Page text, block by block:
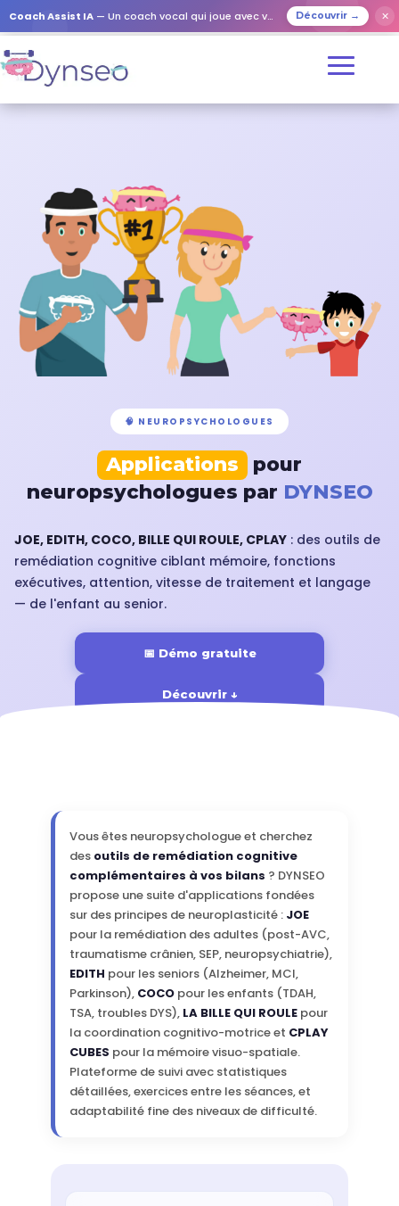
Coach Assist IA — Un coach vocal qui joue avec vos proches Découvrir → ✕
🧠 NEUROPSYCHOLOGUES
Applications
pour
neuropsychologues par DYNSEO
JOE, EDITH, COCO, BILLE QUI ROULE, CPLAY : des outils de
remédiation cognitive ciblant mémoire, fonctions
exécutives, attention, vitesse de traitement et langage
— de l'enfant au senior.
📅 Démo gratuite
Découvrir ↓
Vous êtes neuropsychologue et cherchez
des outils de remédiation cognitive
complémentaires à vos bilans ? DYNSEO
propose une suite d'applications fondées
sur des principes de neuroplasticité : JOE
pour la remédiation des adultes (post-AVC,
traumatisme crânien, SEP, neuropsychiatrie),
EDITH pour les seniors (Alzheimer, MCI,
Parkinson), COCOpour les enfants (TDAH,
TSA, troubles DYS), LA BILLE QUI ROULEpour
la coordination cognitivo-motrice et CPLAY
CUBES pour la mémoire visuo-spatiale.
Plateforme de suivi avec statistiques
détaillées, exercices entre les séances, et
adaptabilité fine des niveaux de difficulté.